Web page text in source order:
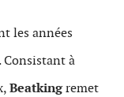
les années
Consistant à
Beatkingremet